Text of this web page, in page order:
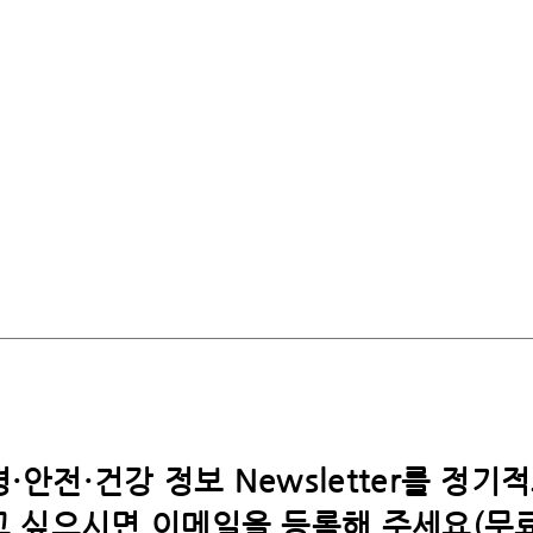
·안전·건강 정보 Newsletter를 정기
싶으시면​ 이메일을 등록해 주세요(무